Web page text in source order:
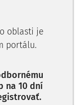
oblasti je
portálu.
na 10 dní